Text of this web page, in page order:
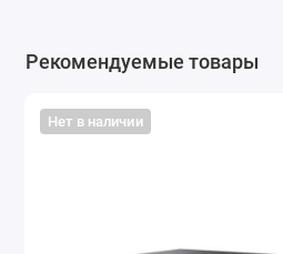
Рекомендуемые товары
Нет в наличии